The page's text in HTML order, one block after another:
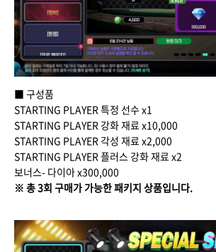
■ 구성품
STARTING PLAYER 특정 선수 x1
STARTING PLAYER 강화 재료 x10,000
STARTING PLAYER 각성 재료 x2,000
STARTING PLAYER 플러스 강화 재료 x2
보너스- 다이아 x300,000
※ 총 3회 구매가 가능한 패키지 상품입니다.